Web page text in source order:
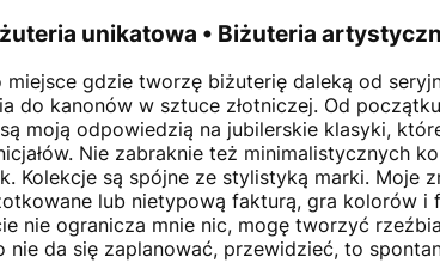
unikatowa • Biżuteria
gdzie tworzę biżuterię daleką od
do kanonów w sztuce złotniczej. Od
moją odpowiedzią na jubilerskie klasyki,
Nie zabraknie też minimalistycznych
Kolekcje są spójne ze stylistyką marki.
lub nietypową fakturą, gra kolorów
nie ogranicza mnie nic, mogę tworzyć
nie da się zaplanować, przewidzieć, to